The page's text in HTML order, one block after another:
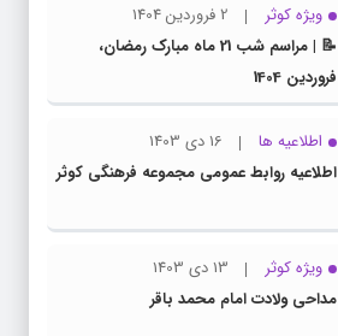
ویژه کوثر
2 فروردین 1404
📝 | مراسم شب 21 ماه مبارک رمضان،
فروردین 1404
اطلاعیه ها
16 دی 1403
اطلاعیه روابط عمومی مجموعه فرهنگی کوثر
ویژه کوثر
13 دی 1403
مداحی ولادت امام محمد باقر